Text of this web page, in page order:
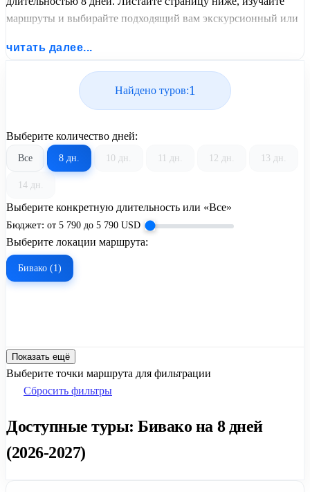
маршруты и выбирайте подходящий вам экскурсионный или
читать далее...
Найдено туров:1
Выберите количество дней:
Все 8 дн. 10 дн. 11 дн. 12 дн. 13 дн.
14 дн.
Выберите конкретную длительность или «Все»
Бюджет: от 5 790 до 5 790 USD
Выберите локации маршрута:
Бивако (1)
Показать ещё
Выберите точки маршрута для фильтрации
Сбросить фильтры
Доступные туры: Бивако на 8 дней
(2026-2027)